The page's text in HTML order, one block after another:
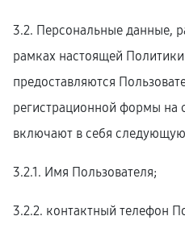
3.2. Персональные данные,
рамках настоящей
предоставляются
регистрационной формы на
включают в себя
3.2.1. Имя Пользователя;
3.2.2. контактный телефон